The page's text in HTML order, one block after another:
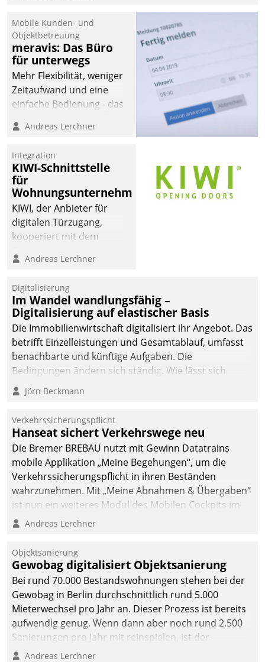
Mobile Kunden- und
Objektbetreuung
meravis: Das Büro
für unterwegs
Mehr Flexibilität, weniger
Zeitaufwand und eine
einfache Bedienung - das
Cockpit für mobile
Datatrain. Die meravis
Wohnungsbau- und
Immobilien GmbH hat
sich dabei für den Betrieb
der Lösung über die SAP
Cloud Platform
Unternehmen am
Andreas Lerchner
Integration
KIWI-Schnittstelle
für
Wohnungsunternehmen
KIWI, der Anbieter für
digitalen Türzugang,
kooperiert mit dem
Softwareentwicklungshaus
Andreas Lerchner
Digitalisierung
Im Wandel wandlungsfähig –
Digitalisierung auf elastischer Basis
Die Immobilienwirtschaft digitalisiert ihr Angebot. Das
betrifft Einzelleistungen und Gesamtablauf, umfasst
benachbarte und künftige Aufgaben. Die
Bedingungen ändern sich ständig. Wie lässt sich
technisch die Kontrolle wahren und zugleich Freiraum
fürs Wachsen öffnen?
Jörn Beckmann
Verkehrssicherungspflicht
Hanseat sichert Verkehrswege neu
Die Bremer BREBAU nutzt mit Gewinn Datatrains
mobile Applikation „Meine Begehungen“, um die
Verkehrssicherungspflicht in ihren Beständen
wahrzunehmen. Mit „Meine Abnahmen & Übergaben“
ist nun ein weiteres Modul des Mobilen Cockpits im
Einsatz.
Andreas Lerchner
Objektsanierung
Gewobag digitalisiert Objektsanierung
Bei rund 70.000 Bestandswohnungen stehen bei der
Gewobag in Berlin durchschnittlich rund 5.000
Mieterwechsel pro Jahr an. Dieser Prozess ist bereits
aufwendig genug. Wenn dann aber noch rund 2.500
Sanierungen pro Jahr mit reinspielen, ist der
Betreuungs- und Organisationsaufwand immens. Im
Andreas Lerchner